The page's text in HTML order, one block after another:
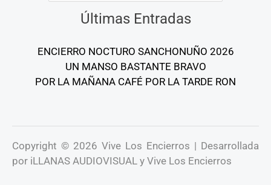
Últimas Entradas
ENCIERRO NOCTURO SANCHONUÑO 2026
UN MANSO BASTANTE BRAVO
POR LA MAÑANA CAFÉ POR LA TARDE RON
Copyright © 2026 Vive Los Encierros | Desarrollada
por iLLANAS AUDIOVISUAL y Vive Los Encierros